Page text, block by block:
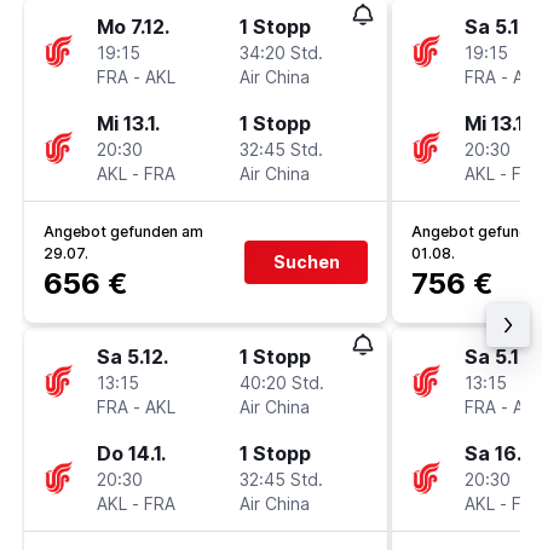
Mo 7.12.
19:15
FRA - AKL
1 Stopp
34:20 Std.
Air China
Mi 13.1.
20:30
AKL - FRA
1 Stopp
32:45 Std.
Air China
Angebot gefunden am
29.07.
656 €
Suchen
Sa 5.12.
13:15
FRA - AKL
1 Stopp
40:20 Std.
Air China
Do 14.1.
20:30
AKL - FRA
1 Stopp
32:45 Std.
Air China
Sa 5.12.
19:15
FRA - AKL
Mi 13.1.
20:30
AKL - FRA
Angebot
01.08.
756 €
Sa 5.12.
13:15
FRA - AKL
Sa 16.1.
20:30
AKL - FRA